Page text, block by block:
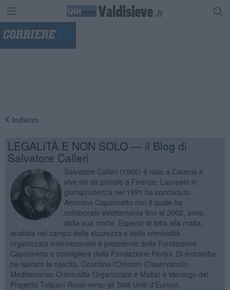
Indietro
LEGALITÀ E NON SOLO — il Blog di
Salvatore Calleri
Salvatore Calleri (1966) è nato a Catania e
vive sin da piccolo a Firenze. Laureato in
giurisprudenza nel 1991 ha conosciuto
Antonino Caponnetto con il quale ha
collaborato strettamente fino al 2002, anno
della sua morte. Esperto di lotta alla mafia,
analista nel campo della sicurezza e della criminalità
organizzata internazionale è presidente della Fondazione
Caponnetto e consigliere della Fondazione Pertini. Di entrambe
ha ispirato la nascita. Coordina l'Omcom (Osservatorio
Mediterraneo Criminalità Organizzata e Mafia) è ideologo del
Progetto Tulipani Rossi verso gli Stati Uniti d'Europa.